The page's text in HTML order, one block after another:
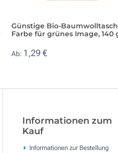
Günstige Bio-
Farbe für grünes Image, 140
Ab: 1,29 €
Informationen zum
Kauf
Informationen zur Bestellung